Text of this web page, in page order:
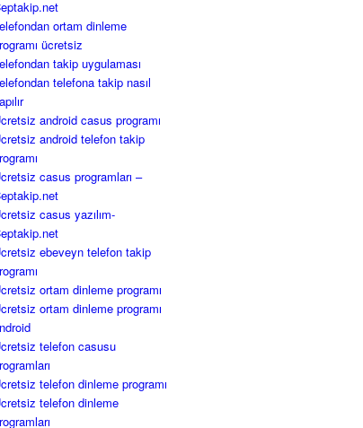
ortam dinleme
ücretsiz
takip uygulaması
telefona takip nasıl
android casus programı
android telefon takip
casus programları –
casus yazılım-
ebeveyn telefon takip
ortam dinleme programı
ortam dinleme programı
telefon casusu
telefon dinleme programı
telefon dinleme